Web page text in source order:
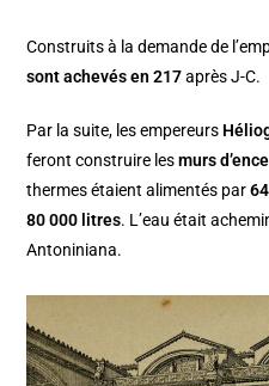
Construits à la demande de
sont achevés en 217après J-C.
Par la suite, les empereurs
feront construire lesmurs
thermes étaient alimentés par
80 000 litres. L’eau était
Antoniniana.